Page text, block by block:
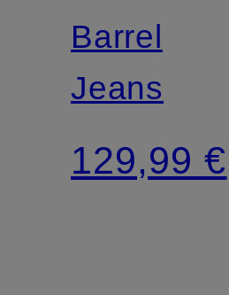
Barrel
Jeans
129,99 €